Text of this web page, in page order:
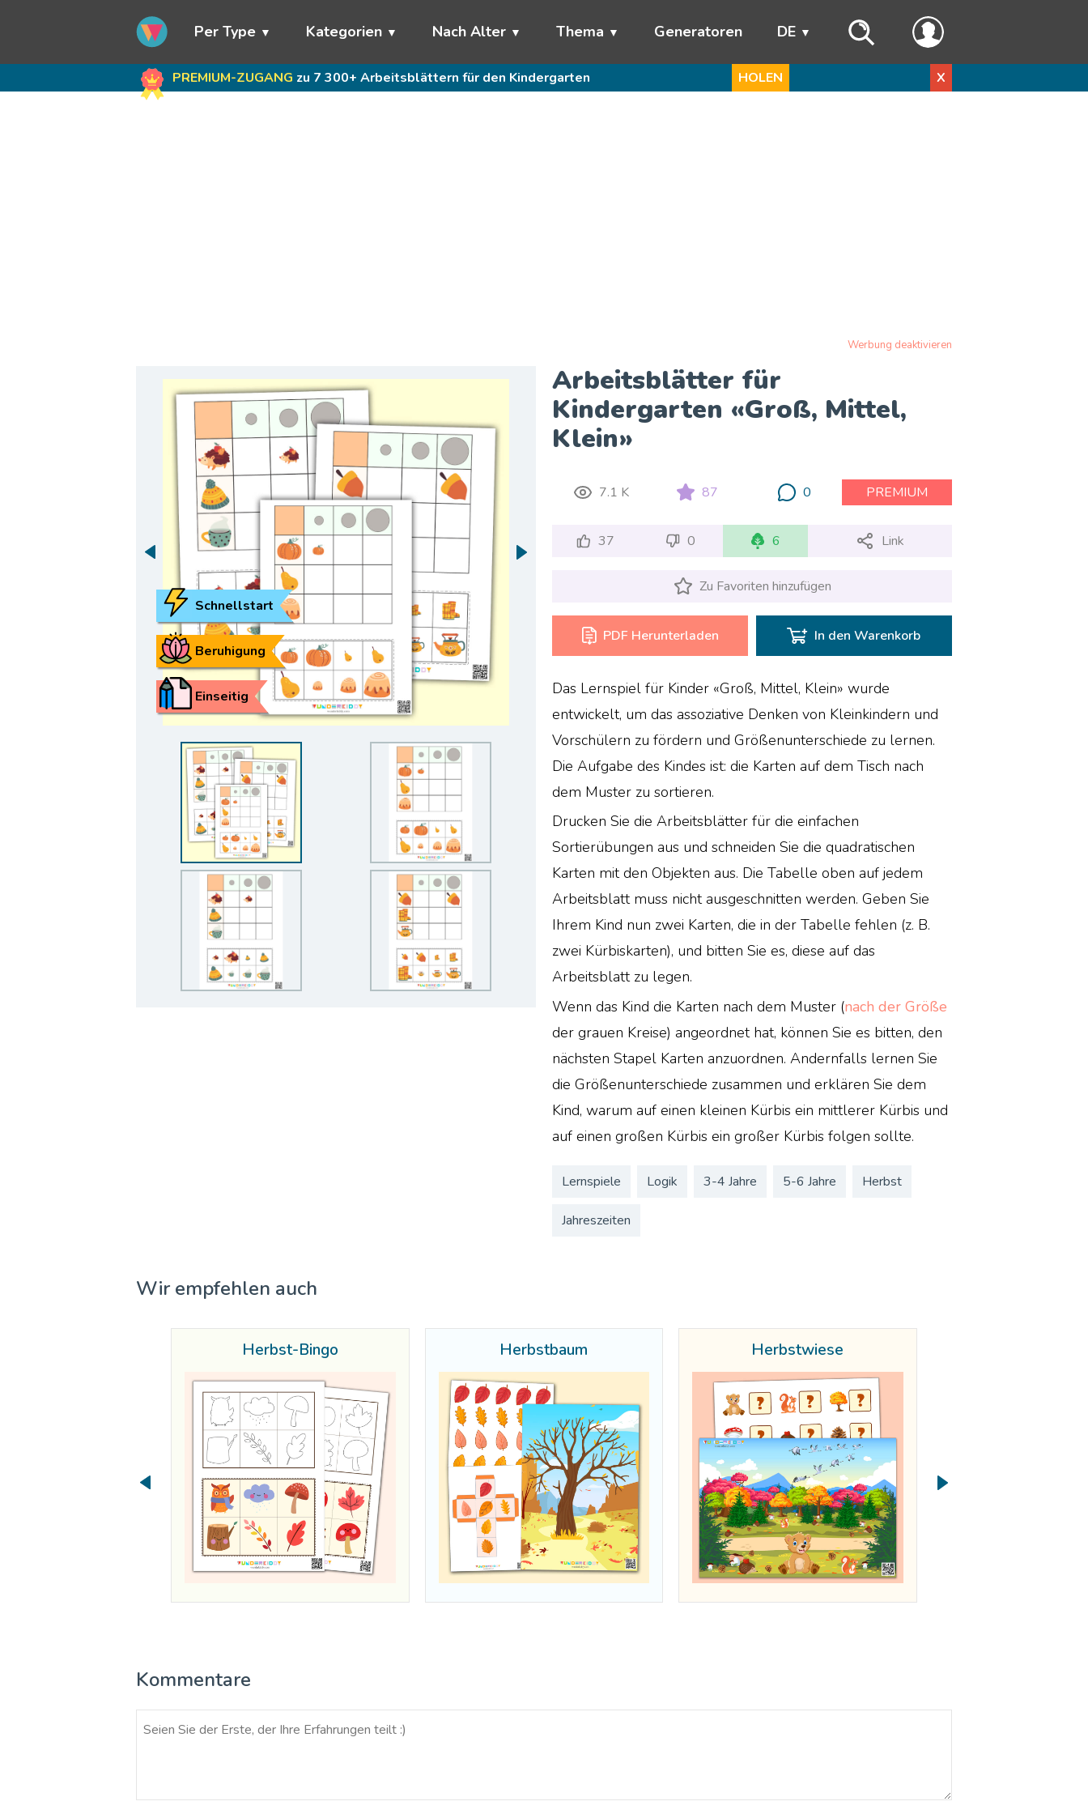
Per Type Kategorien Nach Alter Thema Generatoren DE
PREMIUM-ZUGANG zu 7 300+ Arbeitsblättern für den Kindergarten HOLEN X
Werbung deaktivieren
Arbeitsblätter für
Kindergarten «Groß, Mittel,
Klein»
Einseitig
Beruhigung
Schnellstart
7.1 K 87 0 PREMIUM
37 0 6 Link
Zu Favoriten hinzufügen
PDF Herunterladen In den Warenkorb
Das Lernspiel für Kinder «Groß, Mittel, Klein» wurde
entwickelt, um das assoziative Denken von Kleinkindern und
Vorschülern zu fördern und Größenunterschiede zu lernen.
Die Aufgabe des Kindes ist: die Karten auf dem Tisch nach
dem Muster zu sortieren.
Drucken Sie die Arbeitsblätter für die einfachen
Sortierübungen aus und schneiden Sie die quadratischen
Karten mit den Objekten aus. Die Tabelle oben auf jedem
Arbeitsblatt muss nicht ausgeschnitten werden. Geben Sie
Ihrem Kind nun zwei Karten, die in der Tabelle fehlen (z. B.
zwei Kürbiskarten), und bitten Sie es, diese auf das
Arbeitsblatt zu legen.
Wenn das Kind die Karten nach dem Muster (nach der Größe
der grauen Kreise) angeordnet hat, können Sie es bitten, den
nächsten Stapel Karten anzuordnen. Andernfalls lernen Sie
die Größenunterschiede zusammen und erklären Sie dem
Kind, warum auf einen kleinen Kürbis ein mittlerer Kürbis und
auf einen großen Kürbis ein großer Kürbis folgen sollte.
Lernspiele Logik 3-4 Jahre 5-6 Jahre Herbst
Jahreszeiten
Wir empfehlen auch
Herbst-Bingo Herbstbaum Herbstwiese
Kommentare